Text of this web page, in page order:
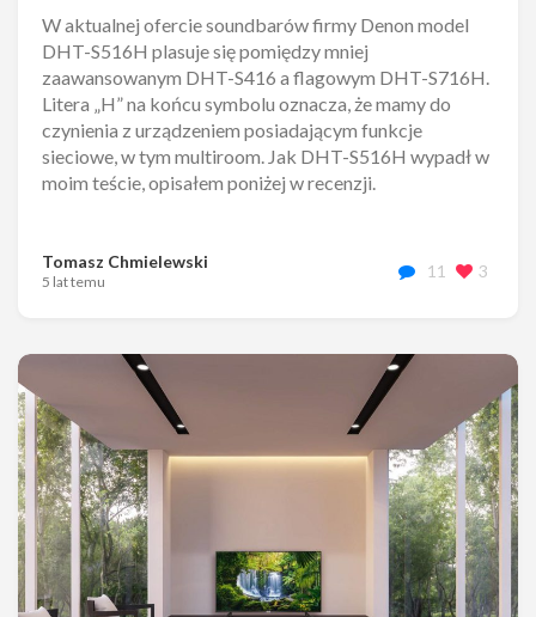
W aktualnej ofercie soundbarów firmy Denon model
DHT-S516H plasuje się pomiędzy mniej
zaawansowanym DHT-S416 a flagowym DHT-S716H.
Litera „H” na końcu symbolu oznacza, że mamy do
czynienia z urządzeniem posiadającym funkcje
sieciowe, w tym multiroom. Jak DHT-S516H wypadł w
moim teście, opisałem poniżej w recenzji.
Tomasz Chmielewski
5 lat temu
11 3